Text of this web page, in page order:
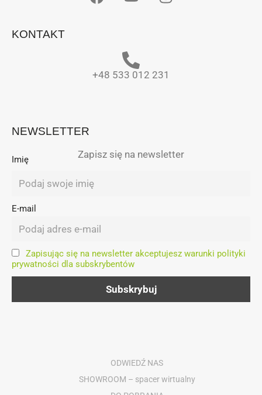
KONTAKT
+48 533 012 231
NEWSLETTER
Zapisz się na newsletter
Imię
E-mail
Zapisując się na newsletter akceptujesz warunki polityki
prywatności dla subskrybentów
ODWIEDŹ NAS
SHOWROOM – spacer wirtualny